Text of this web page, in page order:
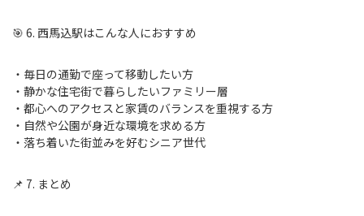
🎯 6. 西馬込駅はこんな人におすすめ
・毎日の通勤で座って移動したい方
・静かな住宅街で暮らしたいファミリー層
・都心へのアクセスと家賃のバランスを重視する方
・自然や公園が身近な環境を求める方
・落ち着いた街並みを好むシニア世代
📌 7. まとめ